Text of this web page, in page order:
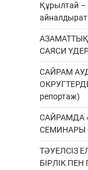
Құрылтай –
САЯСИ
САЙРАМ
репортаж)
САЙРАМДА
СЕМИНАРЫ
ТӘУЕЛСІЗ
БІРЛІК